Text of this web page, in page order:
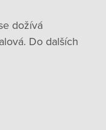
dožívá
Do dalších